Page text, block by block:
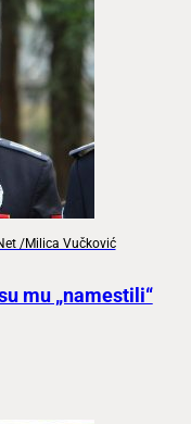
/Milica Vučković
mu „namestili“